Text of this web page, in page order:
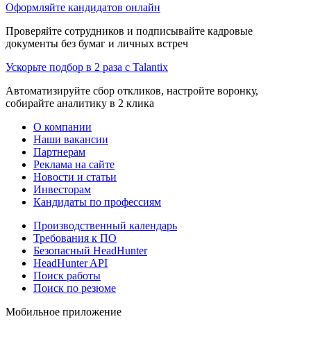
Оформляйте кандидатов онлайн
Проверяйте сотрудников и подписывайте кадровые
документы без бумаг и личных встреч
Ускорьте подбор в 2 раза с Talantix
Автоматизируйте сбор откликов, настройте воронку,
собирайте аналитику в 2 клика
О компании
Наши вакансии
Партнерам
Реклама на сайте
Новости и статьи
Инвесторам
Кандидаты по профессиям
Производственный календарь
Требования к ПО
Безопасный HeadHunter
HeadHunter API
Поиск работы
Поиск по резюме
Мобильное приложение